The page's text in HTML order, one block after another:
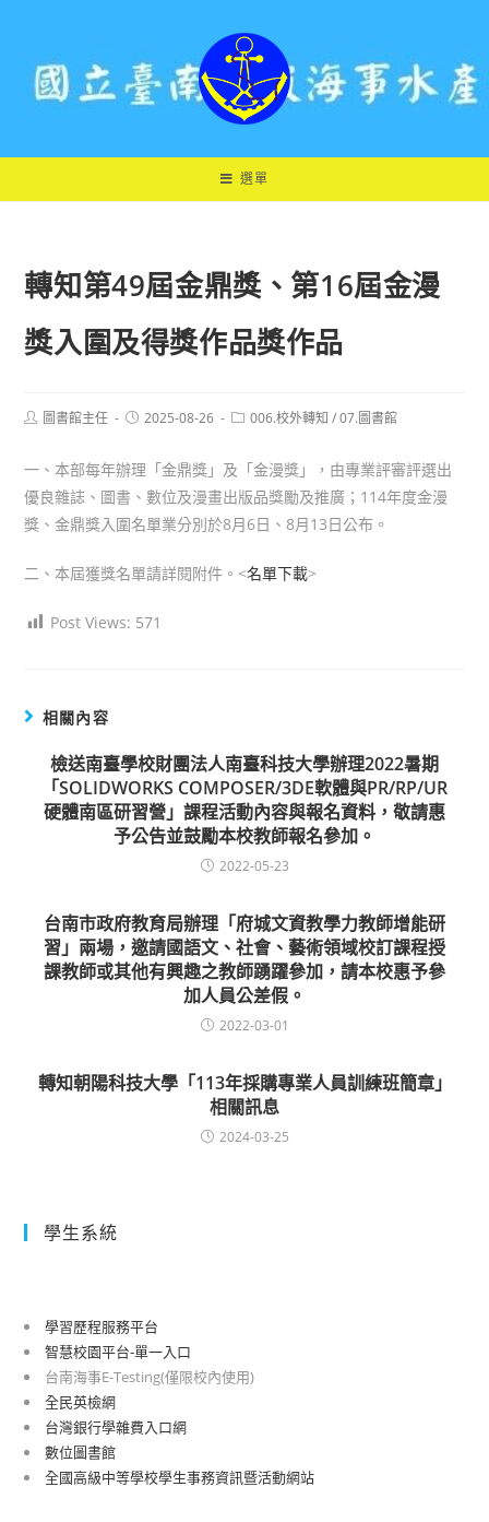
選單
轉知第49屆金鼎獎、第16屆金漫
獎入圍及得獎作品獎作品
Post圖書館主任
Post2025-08-26
Post006.校外轉知 / 07.圖書館
一、本部每年辦理「金鼎獎」及「金漫獎」，由專業評審評選出
優良雜誌、圖書、數位及漫畫出版品獎勵及推廣；114年度金漫
獎、金鼎獎入圍名單業分別於8月6日、8月13日公布。
二、本屆獲獎名單請詳閱附件。<名單下載>
Post Views: 571
相關內容
檢送南臺學校財團法人南臺科技大學辦理2022暑期
「SOLIDWORKS COMPOSER/3DE軟體與PR/RP/UR
硬體南區研習營」課程活動內容與報名資料，敬請惠
予公告並鼓勵本校教師報名參加。
2022-05-23
台南市政府教育局辦理「府城文資教學力教師增能研
習」兩場，邀請國語文、社會、藝術領域校訂課程授
課教師或其他有興趣之教師踴躍參加，請本校惠予參
加人員公差假。
2022-03-01
轉知朝陽科技大學「113年採購專業人員訓練班簡章」
相關訊息
2024-03-25
學生系統
學習歷程服務平台
智慧校園平台-單一入口
台南海事E-Testing(僅限校內使用)
全民英檢網
台灣銀行學雜費入口網
數位圖書館
全國高級中等學校學生事務資訊暨活動網站